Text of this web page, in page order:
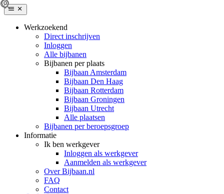
Werkzoekend
Direct inschrijven
Inloggen
Alle bijbanen
Bijbanen per plaats
Bijbaan Amsterdam
Bijbaan Den Haag
Bijbaan Rotterdam
Bijbaan Groningen
Bijbaan Utrecht
Alle plaatsen
Bijbanen per beroepsgroep
Informatie
Ik ben werkgever
Inloggen als werkgever
Aanmelden als werkgever
Over Bijbaan.nl
FAQ
Contact